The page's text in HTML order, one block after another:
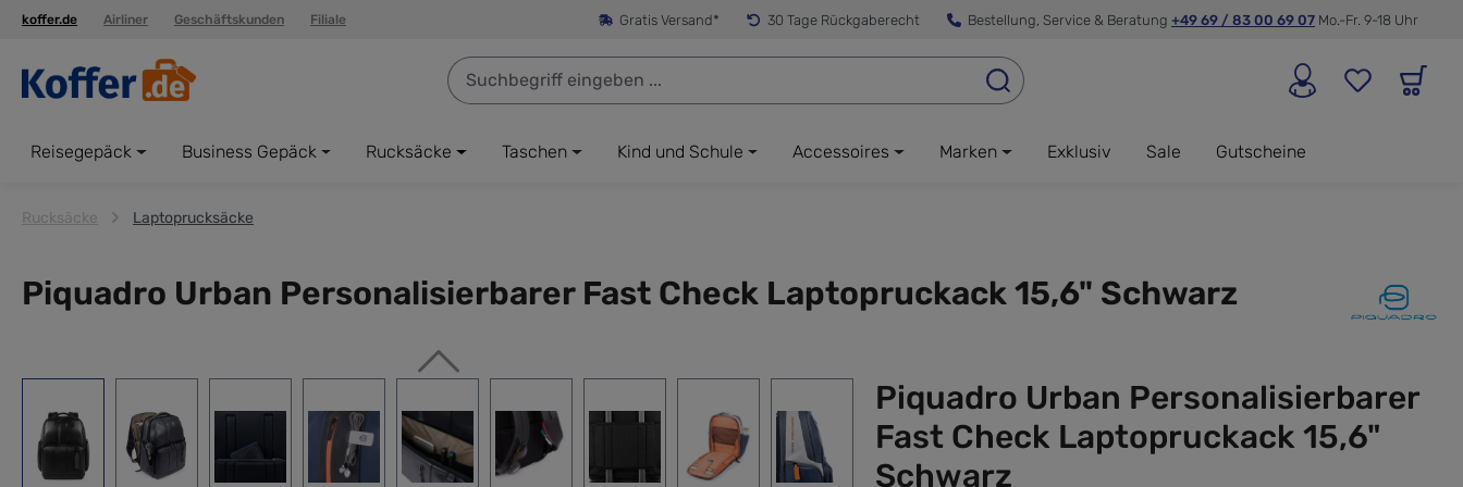
Zur Hauptnavigation springen
koffer.de Airliner Geschäftskunden Filiale Gratis Versand* 30 Tage Rückgaberecht Bestellung, Service & Beratung +49 69 / 83 00 69 07 Mo.-Fr. 9-18 Uhr
Reisegepäck Business Gepäck Rucksäcke Taschen Kind und Schule Accessoires Marken Exklusiv Sale Gutscheine
Rucksäcke Laptoprucksäcke
Piquadro Urban Personalisierbarer Fast Check Laptopruckack 15,6" Schwarz
Piquadro Urban Personalisierbarer
Fast Check Laptopruckack 15,6"
Schwarz